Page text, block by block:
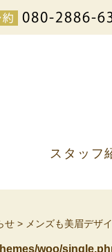
スタッフ
せ > メンズも美眉デザイ
woo/